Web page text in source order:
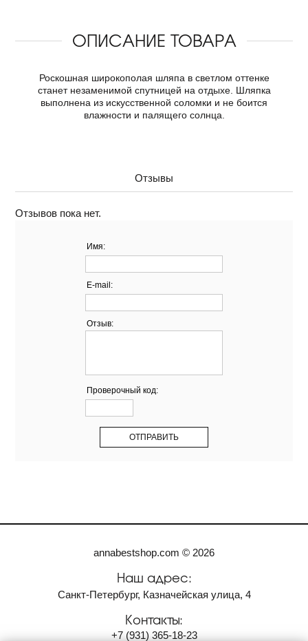
ОПИСАНИЕ ТОВАРА
Роскошная широкополая шляпа в светлом оттенке
станет незаменимой спутницей на отдыхе. Шляпка
выполнена из искусственной соломки и не боится
влажности и палящего солнца.
Отзывы
Отзывов пока нет.
Имя:
E-mail:
Отзыв:
Проверочный код:
annabestshop.com © 2026
Наш адрес:
Санкт-Петербург, Казначейская улица, 4
Контакты:
+7 (931) 365-18-23